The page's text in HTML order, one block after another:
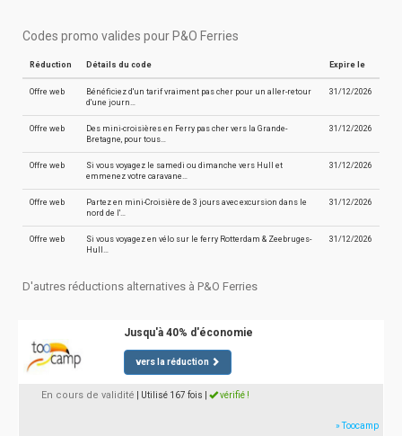
Codes promo valides pour P&O Ferries
Réduction Détails du code Expire le
Offre web
Bénéficiez d'un tarif vraiment pas cher pour un aller-retour
d'une journ…
31/12/2026
Offre web
Des mini-croisières en Ferry pas cher vers la Grande-
Bretagne, pour tous…
31/12/2026
Offre web
Si vous voyagez le samedi ou dimanche vers Hull et
emmenez votre caravane…
31/12/2026
Offre web
Partez en mini-Croisière de 3 jours avec excursion dans le
nord de l'…
31/12/2026
Offre web
Si vous voyagez en vélo sur le ferry Rotterdam & Zeebruges-
Hull…
31/12/2026
D'autres réductions alternatives à P&O Ferries
Jusqu'à 40% d'économie
vers la réduction
En cours de validité | Utilisé 167 fois vérifié !
» Toocamp